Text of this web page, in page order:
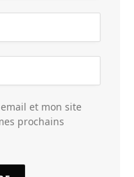
et mon site
prochains